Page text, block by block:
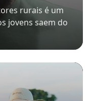
rurais é um
jovens saem do